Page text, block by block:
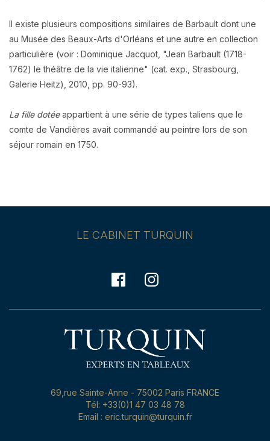
Il existe plusieurs compositions similaires de Barbault dont une
au Musée des Beaux-Arts d'Orléans et une autre en collection
particulière (voir : Dominique Jacquot, "Jean Barbault (1718-
1762) le théâtre de la vie italienne" (cat. exp., Strasbourg,
Galerie Heitz), 2010, pp. 90-93).
La fille dotéeappartient à une série de types taliens que le
comte de Vandières avait commandé au peintre lors de son
séjour romain en 1750.
LE CABINET TURQUIN
69,rue Sainte-Anne - 75002 Paris FRANCE
Tél: +33(0)1 47 03 48 78
Email : eric.turquin@turquin.fr